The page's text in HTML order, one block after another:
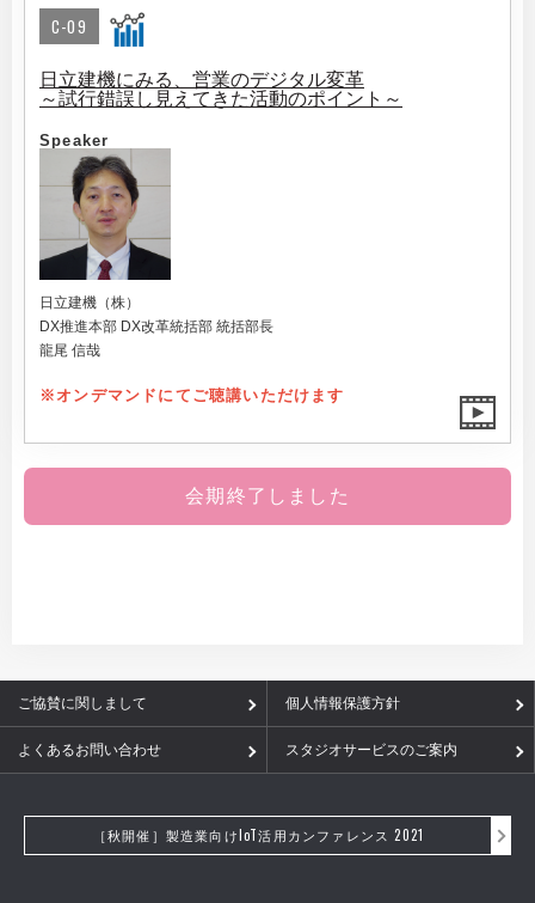
C-09
日立建機にみる、営業のデジタル変革
～試行錯誤し見えてきた活動のポイント～
Speaker
日立建機（株）
DX推進本部 DX改革統括部 統括部長
龍尾 信哉
※オンデマンドにてご聴講いただけます
会期終了しました
ご協賛に関しまして 個人情報保護方針
よくあるお問い合わせ スタジオサービスのご案内
［秋開催］製造業向けIoT活用カンファレンス 2021